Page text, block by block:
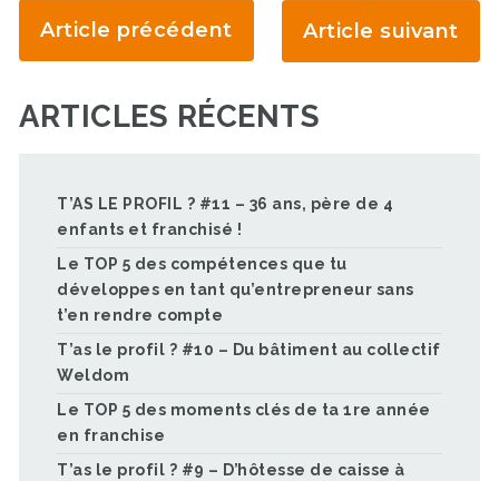
Article précédent Article suivant
ARTICLES RÉCENTS
T’AS LE PROFIL ? #11 – 36 ans, père de 4
enfants et franchisé !
Le TOP 5 des compétences que tu
développes en tant qu’entrepreneur sans
t’en rendre compte
T’as le profil ? #10 – Du bâtiment au collectif
Weldom
Le TOP 5 des moments clés de ta 1re année
en franchise
T’as le profil ? #9 – D’hôtesse de caisse à